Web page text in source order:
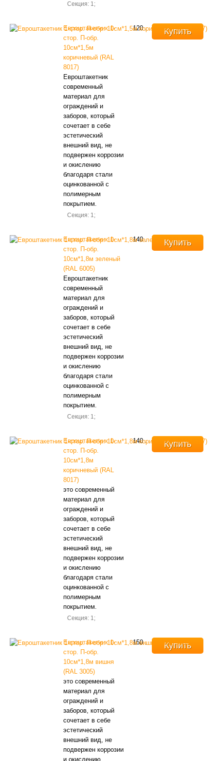
Секция: 1;
Евроштакетник 1-
стор. П-обр.
10см*1,5м
коричневый (RAL
8017)
Евроштакетник
современный
материал для
ограждений и
заборов, который
сочетает в себе
эстетический
внешний вид, не
подвержен коррозии
и окислению
благодаря стали
оцинкованной с
полимерным
покрытием.
Секция: 1;
120 . Купить
Евроштакетник 1-
стор. П-обр.
10см*1,8м зеленый
(RAL 6005)
Евроштакетник
современный
материал для
ограждений и
заборов, который
сочетает в себе
эстетический
внешний вид, не
подвержен коррозии
и окислению
благодаря стали
оцинкованной с
полимерным
покрытием.
Секция: 1;
140 . Купить
Евроштакетник 1-
стор. П-обр.
10см*1,8м
коричневый (RAL
8017)
это современный
материал для
ограждений и
заборов, который
сочетает в себе
эстетический
внешний вид, не
подвержен коррозии
и окислению
благодаря стали
оцинкованной с
полимерным
покрытием.
Секция: 1;
140 . Купить
Евроштакетник 1-
стор. П-обр.
10см*1,8м вишня
(RAL 3005)
это современный
материал для
ограждений и
заборов, который
сочетает в себе
эстетический
внешний вид, не
подвержен коррозии
и окислению
150 . Купить